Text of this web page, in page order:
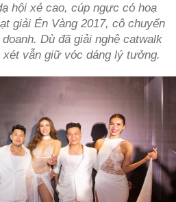
hội xẻ cao, cúp ngực có hoạ
giải Én Vàng 2017, cô chuyển
Dù đã giải nghệ catwalk
vẫn giữ vóc dáng lý tưởng.